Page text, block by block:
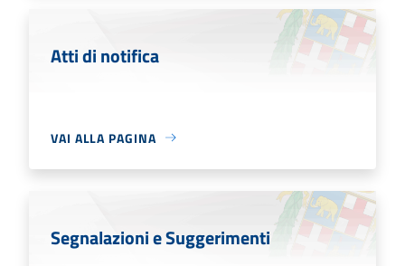
Atti di notifica
VAI ALLA PAGINA
Segnalazioni e Suggerimenti